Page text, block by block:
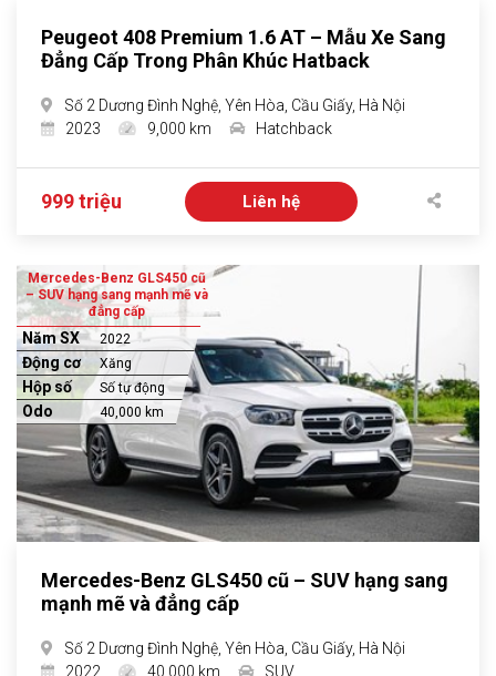
Peugeot 408 Premium 1.6 AT – Mẫu Xe Sang
Đẳng Cấp Trong Phân Khúc Hatback
Số 2 Dương Đình Nghệ, Yên Hòa, Cầu Giấy, Hà Nội
2023
9,000 km Hatchback
999 triệu Liên hệ
Mercedes-Benz GLS450 cũ
– SUV hạng sang mạnh mẽ và
đẳng cấp
Năm SX 2022
Động cơ Xăng
Hộp số Số tự động
Odo 40,000 km
Mercedes-Benz GLS450 cũ – SUV hạng sang
mạnh mẽ và đẳng cấp
Số 2 Dương Đình Nghệ, Yên Hòa, Cầu Giấy, Hà Nội
2022
40,000 km SUV